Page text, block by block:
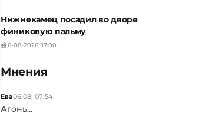
Нижнекамец посадил во дворе
финиковую пальму
6-08-2026, 17:00
Мнения
Ева06.08, 07:54
Агонь...